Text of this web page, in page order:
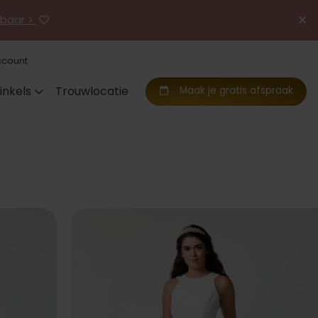
>
Trouwlocatie Maak je gratis afspraak